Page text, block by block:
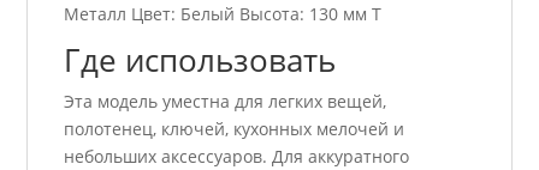
Металл Цвет: Белый Высота: 130 мм Т
Где использовать
Эта модель уместна для легких вещей,
полотенец, ключей, кухонных мелочей и
небольших аксессуаров. Для аккуратного